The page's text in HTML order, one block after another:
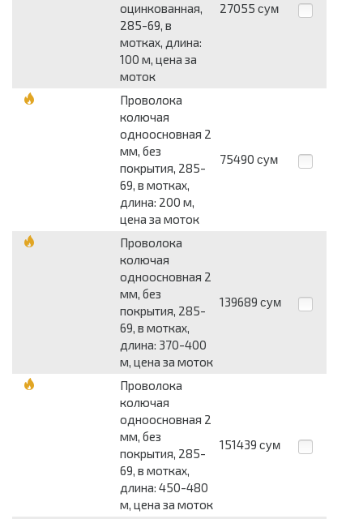
оцинкованная,
285-69, в
мотках, длина:
100 м, цена за
моток
27055 сум
Проволока
колючая
одноосновная 2
мм, без
покрытия, 285-
69, в мотках,
длина: 200 м,
цена за моток
75490 сум
Проволока
колючая
одноосновная 2
мм, без
покрытия, 285-
69, в мотках,
длина: 370-400
м, цена за моток
139689 сум
Проволока
колючая
одноосновная 2
мм, без
покрытия, 285-
69, в мотках,
длина: 450-480
м, цена за моток
151439 сум